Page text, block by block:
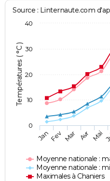
Températures ( °C )
Source : Linternaute.com
Moyenne nationale :
Moyenne nationale :
Maximales à Chaniers
JanFev Mar Avr Mai
0
10
20
30
40